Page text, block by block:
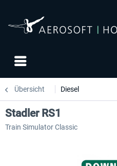
Übersicht Diesel
Stadler RS1
Train Simulator Classic